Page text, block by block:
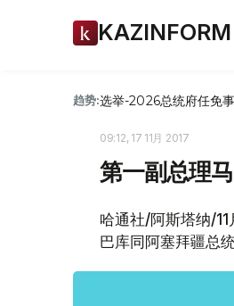
KAZINFORM
趋势:选举-2026总统府任免
09:12, 17 11月 2017
第一副总理
哈通社/阿斯塔纳/
巴库同阿塞拜疆总